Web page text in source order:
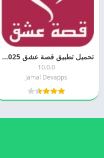
تحميل تطبيق قصة عشق 2025 3sk اخر تحديث مجانا
10.0.0
Jamal Devapps